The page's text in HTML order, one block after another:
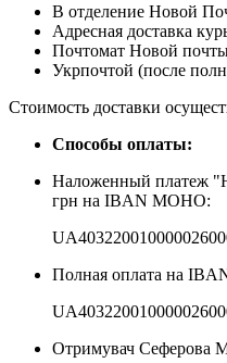
В отделение Новой
Адресная доставка
Почтомат Новой
Укрпочтой (после
Стоимость доставки
Способы оплаты:
Наложенный платеж
грн на IBAN МОНО:
Полная оплата на
Отримувач Сеферова